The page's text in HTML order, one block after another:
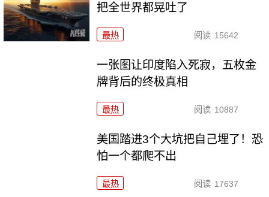
把全世界都晃吐了
最热 阅读 15642
一张图让印度陷入死寂，五枚金
牌背后的终极真相
最热 阅读 10887
美国踏进3个大坑把自己埋了！恐
怕一个都爬不出
最热 阅读 17637